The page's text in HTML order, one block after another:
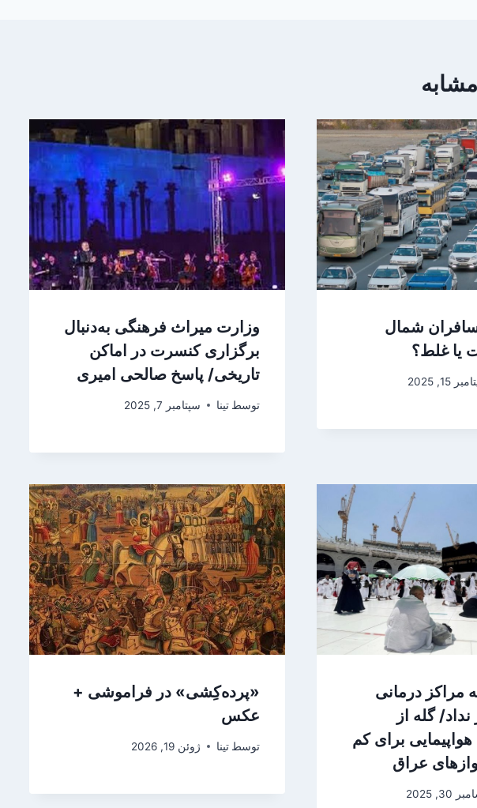
شمال
غلط؟
15, 2025
وزارت میراث فرهنگی به‌دنبال
برگزاری کنسرت در اماکن
تاریخی/ پاسخ صالحی امیری
توسط تینا سپتامبر 7, 2025
مراکز درمانی
گله از
برای کم
عراق
30, 2025
«پرده‌کِشی» در فراموشی +
عکس
توسط تینا ژوئن 19, 2026